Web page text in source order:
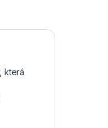
, která